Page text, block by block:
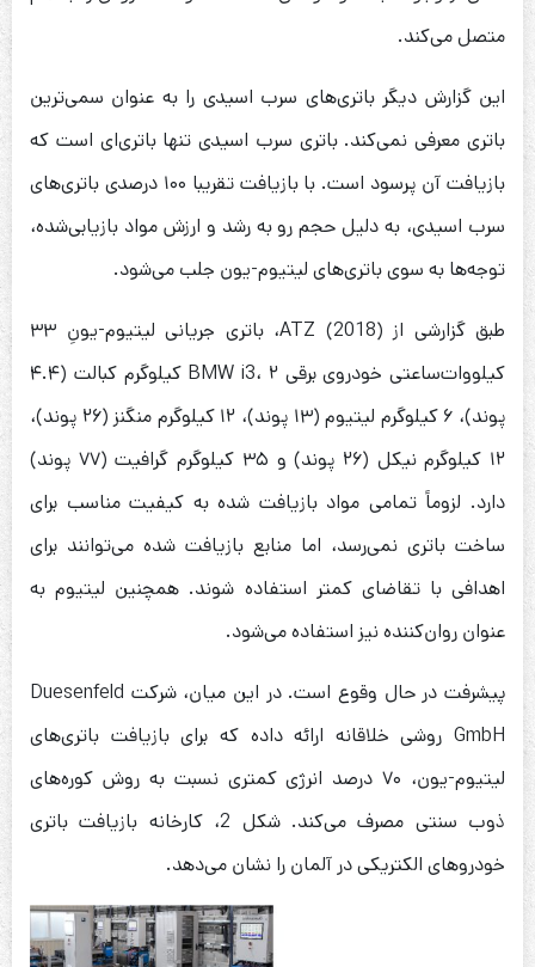
متصل می‌کند.
این گزارش دیگر باتری‌های سرب اسیدی را به عنوان سمی‌ترین
باتری معرفی نمی‌کند. باتری سرب اسیدی تنها باتری‌ای است که
بازیافت آن پرسود است. با بازیافت تقریبا ۱۰۰ درصدی باتری‌های
سرب اسیدی، به دلیل حجم رو به رشد و ارزش مواد بازیابی‌شده،
توجه‌ها به سوی باتری‌های لیتیوم-یون جلب می‌شود.
طبق گزارشی از ATZ (2018)، باتری جریانی لیتیوم-یونِ ۳۳
کیلووات‌ساعتی خودروی برقی BMW i3، ۲ کیلوگرم کبالت (۴.۴
پوند)، ۶ کیلوگرم لیتیوم (۱۳ پوند)، ۱۲ کیلوگرم منگنز (۲۶ پوند)،
۱۲ کیلوگرم نیکل (۲۶ پوند) و ۳۵ کیلوگرم گرافیت (۷۷ پوند)
دارد. لزوماً تمامی مواد بازیافت شده به کیفیت مناسب برای
ساخت باتری نمی‌رسد، اما منابع بازیافت شده می‌توانند برای
اهدافی با تقاضای کمتر استفاده شوند. همچنین لیتیوم به
عنوان روان‌کننده نیز استفاده می‌شود.
پیشرفت در حال وقوع است. در این میان، شرکت Duesenfeld
GmbH روشی خلاقانه ارائه داده که برای بازیافت باتری‌های
لیتیوم-یون، ۷۰ درصد انرژی کمتری نسبت به روش کوره‌های
ذوب سنتی مصرف می‌کند. شکل 2، کارخانه بازیافت باتری
خودروهای الکتریکی در آلمان را نشان می‌دهد.